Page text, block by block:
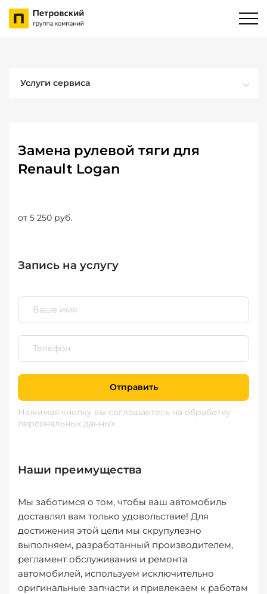
Услуги сервиса
Замена рулевой тяги для
Renault Logan
от 5 250 руб.
Запись на услугу
Отправить
Нажимая кнопку вы соглашаетесь на обработку
персональных данных
Наши преимущества
Мы заботимся о том, чтобы ваш автомобиль
доставлял вам только удовольствие! Для
достижения этой цели мы скрупулезно
выполняем, разработанный производителем,
регламент обслуживания и ремонта
автомобилей, используем исключительно
оригинальные запчасти и привлекаем к работам